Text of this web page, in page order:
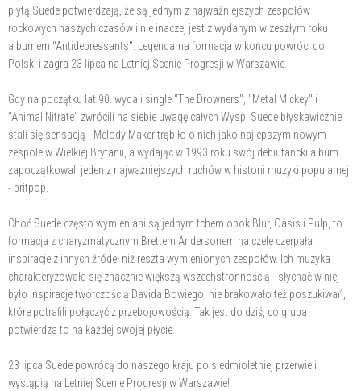
płytą Suede potwierdzają, że są jednym z najważniejszych zespołów
rockowych naszych czasów i nie inaczej jest z wydanym w zeszłym roku
albumem "Antidepressants". Legendarna formacja w końcu powróci do
Polski i zagra 23 lipca na Letniej Scenie Progresji w Warszawie.
Gdy na początku lat 90. wydali single "The Drowners", "Metal Mickey" i
"Animal Nitrate" zwrócili na siebie uwagę całych Wysp. Suede błyskawicznie
stali się sensacją - Melody Maker trąbiło o nich jako najlepszym nowym
zespole w Wielkiej Brytanii, a wydając w 1993 roku swój debiutancki album
zapoczątkowali jeden z najważniejszych ruchów w historii muzyki popularnej
- britpop.
Choć Suede często wymieniani są jednym tchem obok Blur, Oasis i Pulp, to
formacja z charyzmatycznym Brettem Andersonem na czele czerpała
inspiracje z innych źródeł niż reszta wymienionych zespołów. Ich muzyka
charakteryzowała się znacznie większą wszechstronnością - słychać w niej
było inspiracje twórczością Davida Bowiego, nie brakowało też poszukiwań,
które potrafili połączyć z przebojowością. Tak jest do dziś, co grupa
potwierdza to na każdej swojej płycie.
23 lipca Suede powrócą do naszego kraju po siedmioletniej przerwie i
wystąpią na Letniej Scenie Progresji w Warszawie!